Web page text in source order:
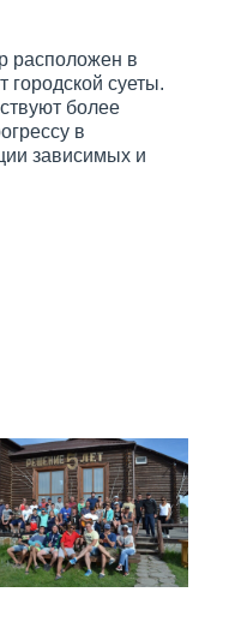
расположен в
городской суеты.
более
в
зависимых и